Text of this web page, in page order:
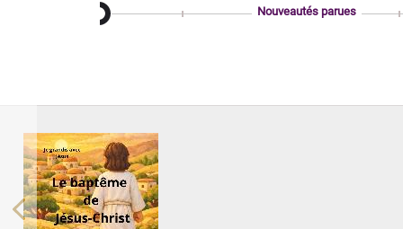
Nouveautés parues
Previous